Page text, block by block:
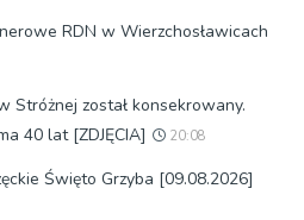
RDN w Wierzchosławicach
Stróżnej został konsekrowany.
40 lat [ZDJĘCIA]
20:08
Święto Grzyba [09.08.2026]